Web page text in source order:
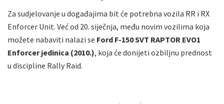
Za sudjelovanje u događajima bit će potrebna vozila RR i RX
Enforcer Unit. Već od 20. siječnja, među novim vozilima koja
možete nabaviti nalazi se Ford F-150 SVT RAPTOR EVO1
Enforcer jedinica (2010.), koja će donijeti ozbiljnu prednost
u discipline Rally Raid.